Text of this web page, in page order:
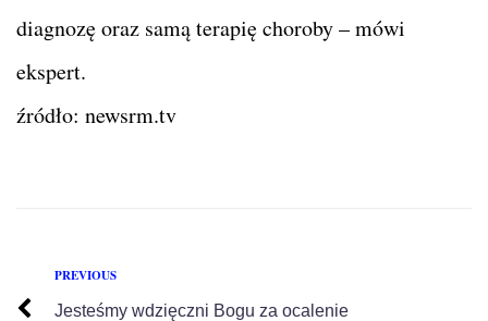
diagnozę oraz samą terapię choroby – mówi
ekspert.
źródło: newsrm.tv
PREVIOUS
Jesteśmy wdzięczni Bogu za ocalenie